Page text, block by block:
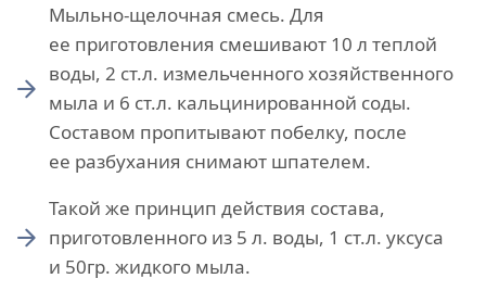
Мыльно-щелочная смесь. Для
ее приготовления смешивают 10 л теплой
воды, 2 ст.л. измельченного хозяйственного
мыла и 6 ст.л. кальцинированной соды.
Составом пропитывают побелку, после
ее разбухания снимают шпателем.
Такой же принцип действия состава,
приготовленного из 5 л. воды, 1 ст.л. уксуса
и 50гр. жидкого мыла.